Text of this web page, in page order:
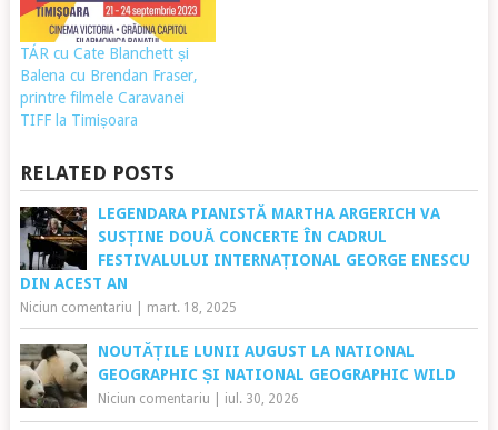
TÁR cu Cate Blanchett și
Balena cu Brendan Fraser,
printre filmele Caravanei
TIFF la Timișoara
RELATED POSTS
LEGENDARA PIANISTĂ MARTHA ARGERICH VA
SUSȚINE DOUĂ CONCERTE ÎN CADRUL
FESTIVALULUI INTERNAȚIONAL GEORGE ENESCU
DIN ACEST AN
Niciun comentariu mart. 18, 2025
NOUTĂȚILE LUNII AUGUST LA NATIONAL
GEOGRAPHIC ȘI NATIONAL GEOGRAPHIC WILD
Niciun comentariu iul. 30, 2026